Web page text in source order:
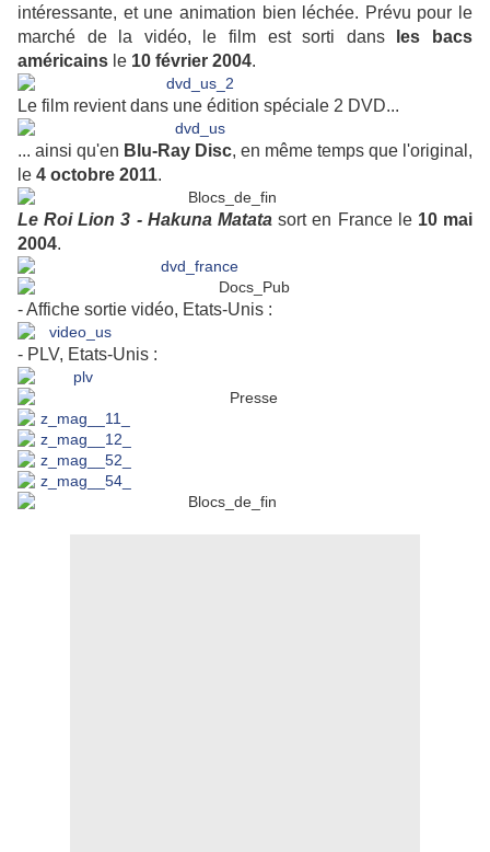
intéressante, et une animation bien léchée. Prévu pour le
marché de la vidéo, le film est sorti dans
les bacs
américains le 10 février 2004.
Le film revient dans une édition spéciale 2 DVD...
... ainsi qu'en Blu-Ray Disc, en même temps que l'original,
le 4 octobre 2011.
Le Roi Lion 3 - Hakuna Matata sort en France le 10 mai
2004.
- Affiche sortie vidéo, Etats-Unis :
- PLV, Etats-Unis :